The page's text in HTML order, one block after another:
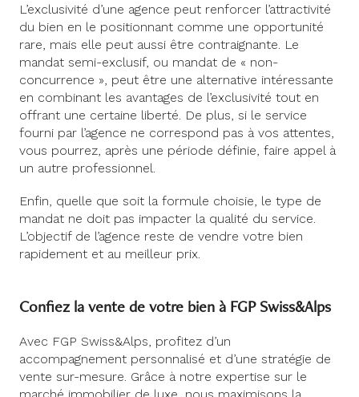
L’exclusivité d’une agence peut renforcer l’attractivité
du bien en le positionnant comme une opportunité
rare, mais elle peut aussi être contraignante. Le
mandat semi-exclusif, ou mandat de « non-
concurrence », peut être une alternative intéressante
en combinant les avantages de l’exclusivité tout en
offrant une certaine liberté. De plus, si le service
fourni par l’agence ne correspond pas à vos attentes,
vous pourrez, après une période définie, faire appel à
un autre professionnel.
Enfin, quelle que soit la formule choisie, le type de
mandat ne doit pas impacter la qualité du service.
L’objectif de l’agence reste de vendre votre bien
rapidement et au meilleur prix.
Confiez la vente de votre bien à FGP Swiss&Alps
Avec FGP Swiss&Alps, profitez d’un
accompagnement personnalisé et d’une stratégie de
vente sur-mesure. Grâce à notre expertise sur le